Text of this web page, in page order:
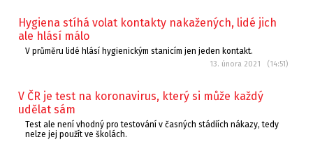
Hygiena stíhá volat kontakty nakažených, lidé jich
ale hlásí málo
V průměru lidé hlásí hygienickým stanicím jen jeden kontakt.
13. února 2021 (14:51)
V ČR je test na koronavirus, který si může každý
udělat sám
Test ale není vhodný pro testování v časných stádiích nákazy, tedy
nelze jej použít ve školách.